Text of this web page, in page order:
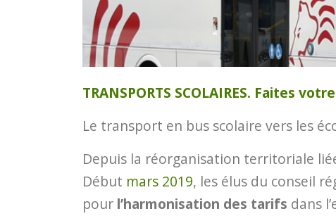
TRANSPORTS SCOLAIRES. Faites
Le transport en bus scolaire vers les
Depuis la réorganisation territoriale
Début mars 2019, les élus du conseil
pour l’harmonisation des tarifs dans